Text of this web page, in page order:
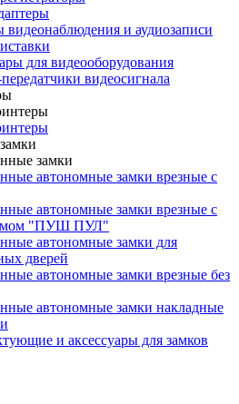
видеонаблюдения и аудиозаписи
для видеооборудования
видеосигнала
замки
автономные замки врезные с
автономные замки врезные с
"ПУШ ПУЛ"
автономные замки для
дверей
автономные замки врезные без
автономные замки накладные
и аксессуары для замков